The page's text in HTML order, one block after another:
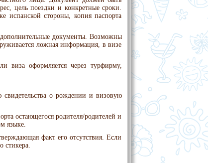
цель поездки и конкретные сроки.
испанской стороны, копия паспорта
дополнительные документы. Возможны
ложная информация, в визе
виза оформляется через турфирму,
свидетельства о рождении и визовую
остающегося родителя/родителей и
языке.
факт его отсутствия. Если
стикера.